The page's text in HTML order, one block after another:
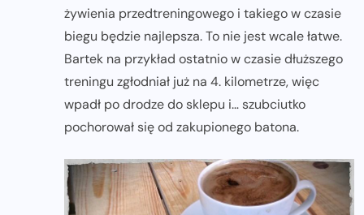
żywienia przedtreningowego i takiego w czasie
biegu będzie najlepsza. To nie jest wcale łatwe.
Bartek na przykład ostatnio w czasie dłuższego
treningu zgłodniał już na 4. kilometrze, więc
wpadł po drodze do sklepu i… szubciutko
pochorował się od zakupionego batona.